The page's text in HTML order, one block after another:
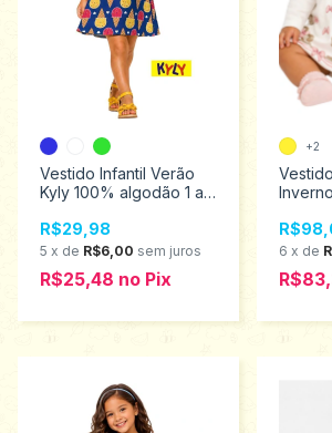
Vestido Infantil Verão
Kyly 100% algodão 1 ao
R$29,98
5 x de R$6,00 sem juros
R$25,48 no Pix
6 x de
+2